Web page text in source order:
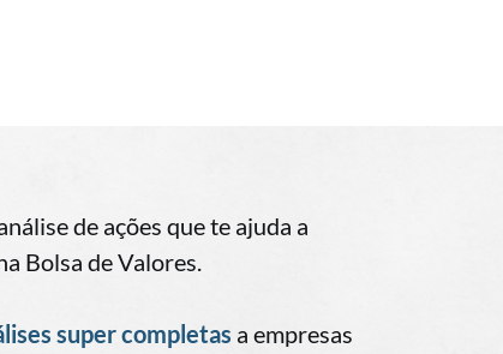
de ações que te ajuda a
Bolsa de Valores.
super completas a empresas